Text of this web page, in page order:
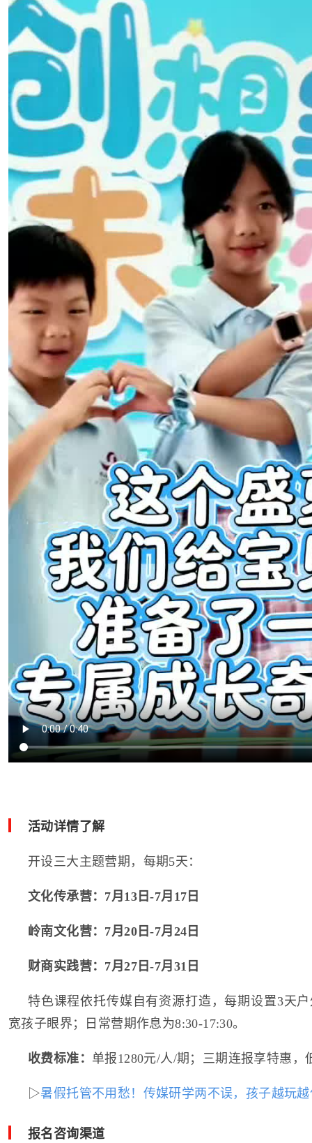
活动详情了解
开设三大主题营期，每期5天：
文化传承营：7月13日-7月17日
岭南文化营：7月20日-7月24日
财商实践营：7月27日-7月31日
特色课程依托传媒自有资源打造，每期设置3天
宽孩子眼界；日常营期作息为8:30-17:30。
收费标准： 单报1280元/人/期；三期连报享特惠，
▷暑假托管不用愁！传媒研学两不误，孩子越玩
报名咨询渠道